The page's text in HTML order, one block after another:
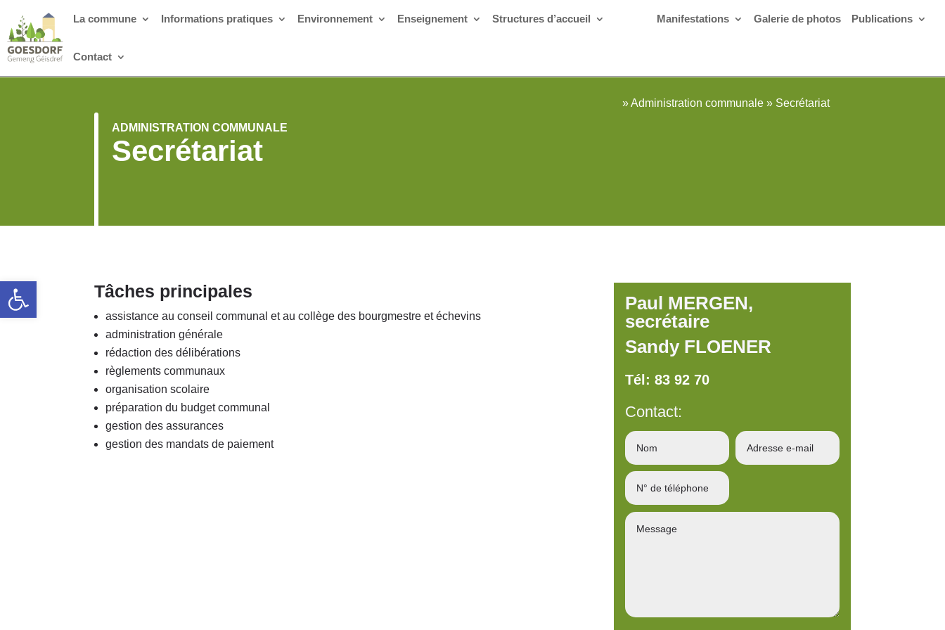
La commune Informations pratiques Environnement Enseignement Structures d’accueil Manifestations Galerie de photos Publications
Contact
ADMINISTRATION COMMUNALE
Secrétariat
»Administration communale » Secrétariat
Tâches principales
assistance au conseil communal et au collège des bourgmestre et échevins
administration générale
rédaction des délibérations
règlements communaux
organisation scolaire
préparation du budget communal
gestion des assurances
gestion des mandats de paiement
Paul MERGEN,
secrétaire
Sandy FLOENER
Tél: 83 92 70
Contact:
Ouvrir la barre d’outils